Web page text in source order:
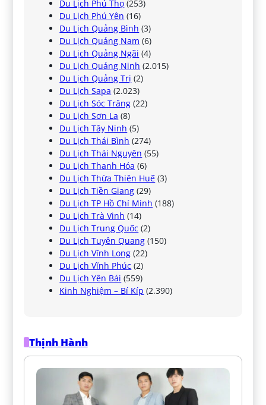
Du Lịch Phú Thọ (253)
Du Lịch Phú Yên (16)
Du Lịch Quảng Bình (3)
Du Lịch Quảng Nam (6)
Du Lịch Quảng Ngãi (4)
Du Lịch Quảng Ninh (2.015)
Du Lịch Quảng Trị (2)
Du Lịch Sapa (2.023)
Du Lịch Sóc Trăng (22)
Du Lịch Sơn La (8)
Du Lịch Tây Ninh (5)
Du Lịch Thái Bình (274)
Du Lịch Thái Nguyên (55)
Du Lịch Thanh Hóa (6)
Du Lịch Thừa Thiên Huế (3)
Du Lịch Tiền Giang (29)
Du Lịch TP Hồ Chí Minh (188)
Du Lịch Trà Vinh (14)
Du Lịch Trung Quốc (2)
Du Lịch Tuyên Quang (150)
Du Lịch Vĩnh Long (22)
Du Lịch Vĩnh Phúc (2)
Du Lịch Yên Bái (559)
Kinh Nghiệm – Bí Kíp (2.390)
Thịnh Hành